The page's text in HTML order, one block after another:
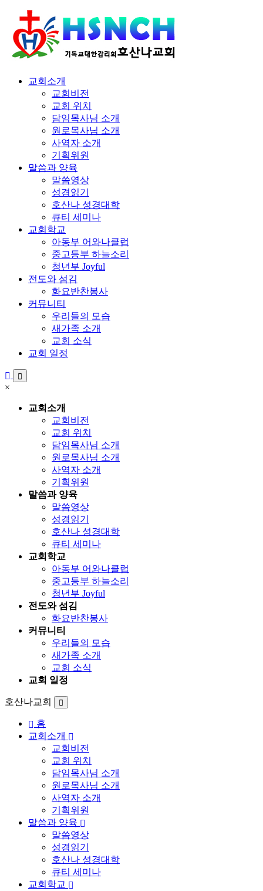
교회소개
교회비전
교회 위치
담임목사님 소개
원로목사님 소개
사역자 소개
기획위원
말씀과 양육
말씀영상
성경읽기
호산나 성경대학
큐티 세미나
교회학교
아동부 어와나클럽
중고등부 하늘소리
청년부 Joyful
전도와 섬김
화요반찬봉사
커뮤니티
우리들의 모습
새가족 소개
교회 소식
교회 일정
×
교회소개
교회비전
교회 위치
담임목사님 소개
원로목사님 소개
사역자 소개
기획위원
말씀과 양육
말씀영상
성경읽기
호산나 성경대학
큐티 세미나
교회학교
아동부 어와나클럽
중고등부 하늘소리
청년부 Joyful
전도와 섬김
화요반찬봉사
커뮤니티
우리들의 모습
새가족 소개
교회 소식
교회 일정
호산나교회
홈
교회소개
교회비전
교회 위치
담임목사님 소개
원로목사님 소개
사역자 소개
기획위원
말씀과 양육
말씀영상
성경읽기
호산나 성경대학
큐티 세미나
교회학교